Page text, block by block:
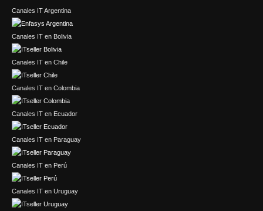
Canales IT Argentina
Canales IT en Bolivia
Canales IT en Chile
Canales IT en Colombia
Canales IT en Ecuador
Canales IT en Paraguay
Canales IT en Perú
Canales IT en Uruguay